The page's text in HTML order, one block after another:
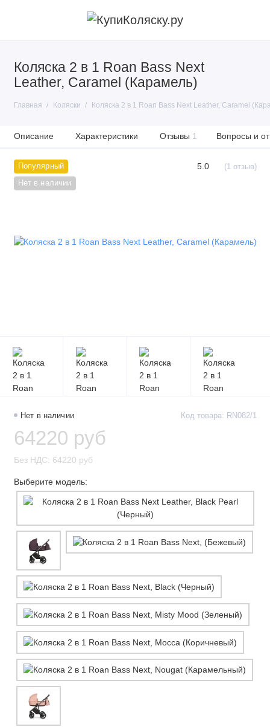
Коляска 2 в 1 Roan Bass Next
Leather, Caramel (Карамель)
Главная Коляски Коляска 2 в 1 Roan Bass Next Leather, Caramel
Описание Характеристики Отзывы 1 Вопросы и
Популярный
Нет в наличии
5.0 (1 отзыв)
Нет в наличии Код товара: RN082/1
64220 руб
Без НДС: 64220 руб
Выберите модель: